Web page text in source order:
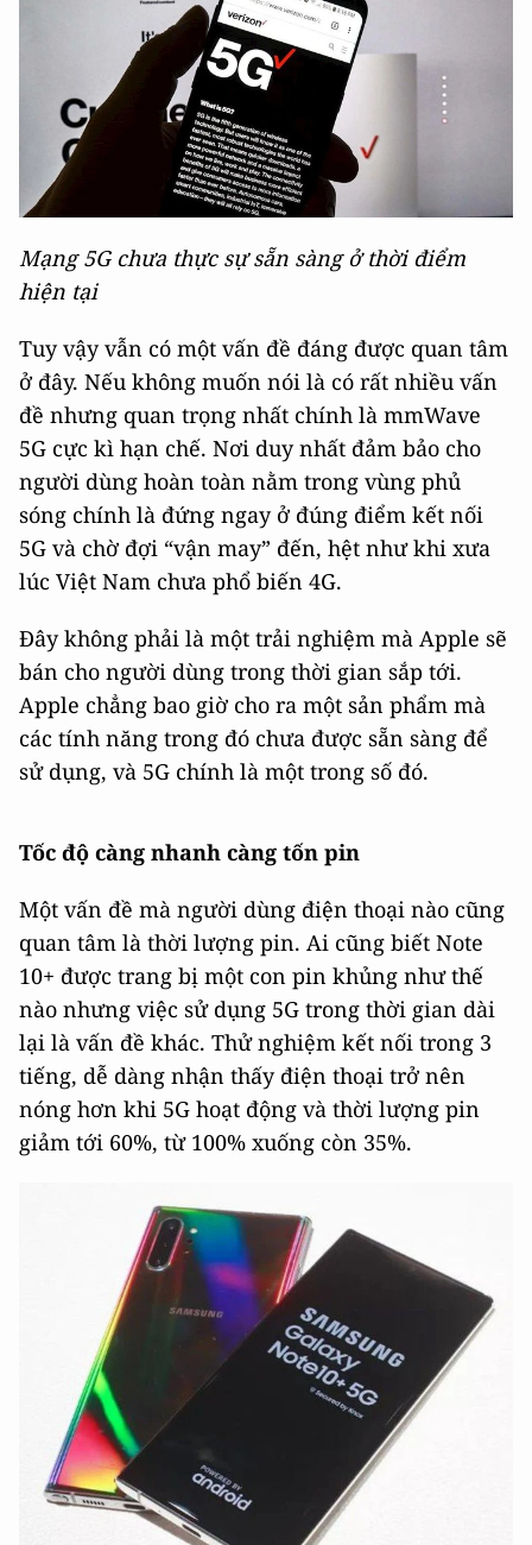
Mạng 5G chưa thực sự sẵn sàng ở thời điểm
hiện tại
Tuy vậy vẫn có một vấn đề đáng được quan tâm
ở đây. Nếu không muốn nói là có rất nhiều vấn
đề nhưng quan trọng nhất chính là mmWave
5G cực kì hạn chế. Nơi duy nhất đảm bảo cho
người dùng hoàn toàn nằm trong vùng phủ
sóng chính là đứng ngay ở đúng điểm kết nối
5G và chờ đợi “vận may” đến, hệt như khi xưa
lúc Việt Nam chưa phổ biến 4G.
Đây không phải là một trải nghiệm mà Apple sẽ
bán cho người dùng trong thời gian sắp tới.
Apple chẳng bao giờ cho ra một sản phẩm mà
các tính năng trong đó chưa được sẵn sàng để
sử dụng, và 5G chính là một trong số đó.
Tốc độ càng nhanh càng tốn pin
Một vấn đề mà người dùng điện thoại nào cũng
quan tâm là thời lượng pin. Ai cũng biết Note
10+ được trang bị một con pin khủng như thế
nào nhưng việc sử dụng 5G trong thời gian dài
lại là vấn đề khác. Thử nghiệm kết nối trong 3
tiếng, dễ dàng nhận thấy điện thoại trở nên
nóng hơn khi 5G hoạt động và thời lượng pin
giảm tới 60%, từ 100% xuống còn 35%.